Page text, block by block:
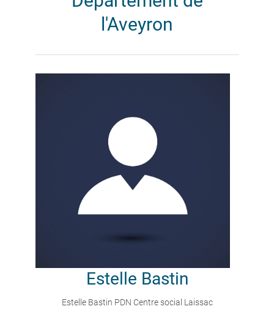
l'Aveyron
Estelle Bastin
Estelle Bastin PDN Centre social Laissac